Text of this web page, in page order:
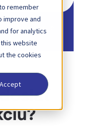
remember
improve and
for analytics
website
the cookies
Accept
Všeobecné